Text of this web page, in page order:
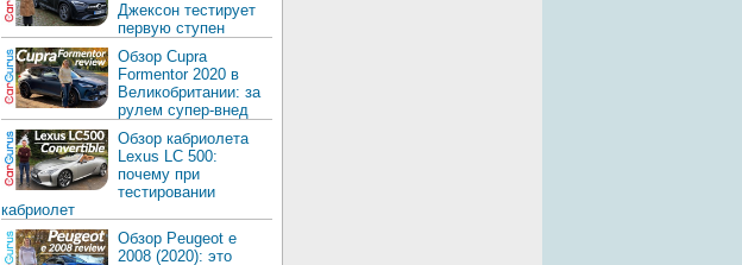
Джексон тестирует
первую ступен
Обзор Cupra
Formentor 2020 в
Великобритании: за
рулем супер-внед
Обзор кабриолета
Lexus LC 500:
почему при
тестировании
кабриолет
Обзор Peugeot e
2008 (2020): это